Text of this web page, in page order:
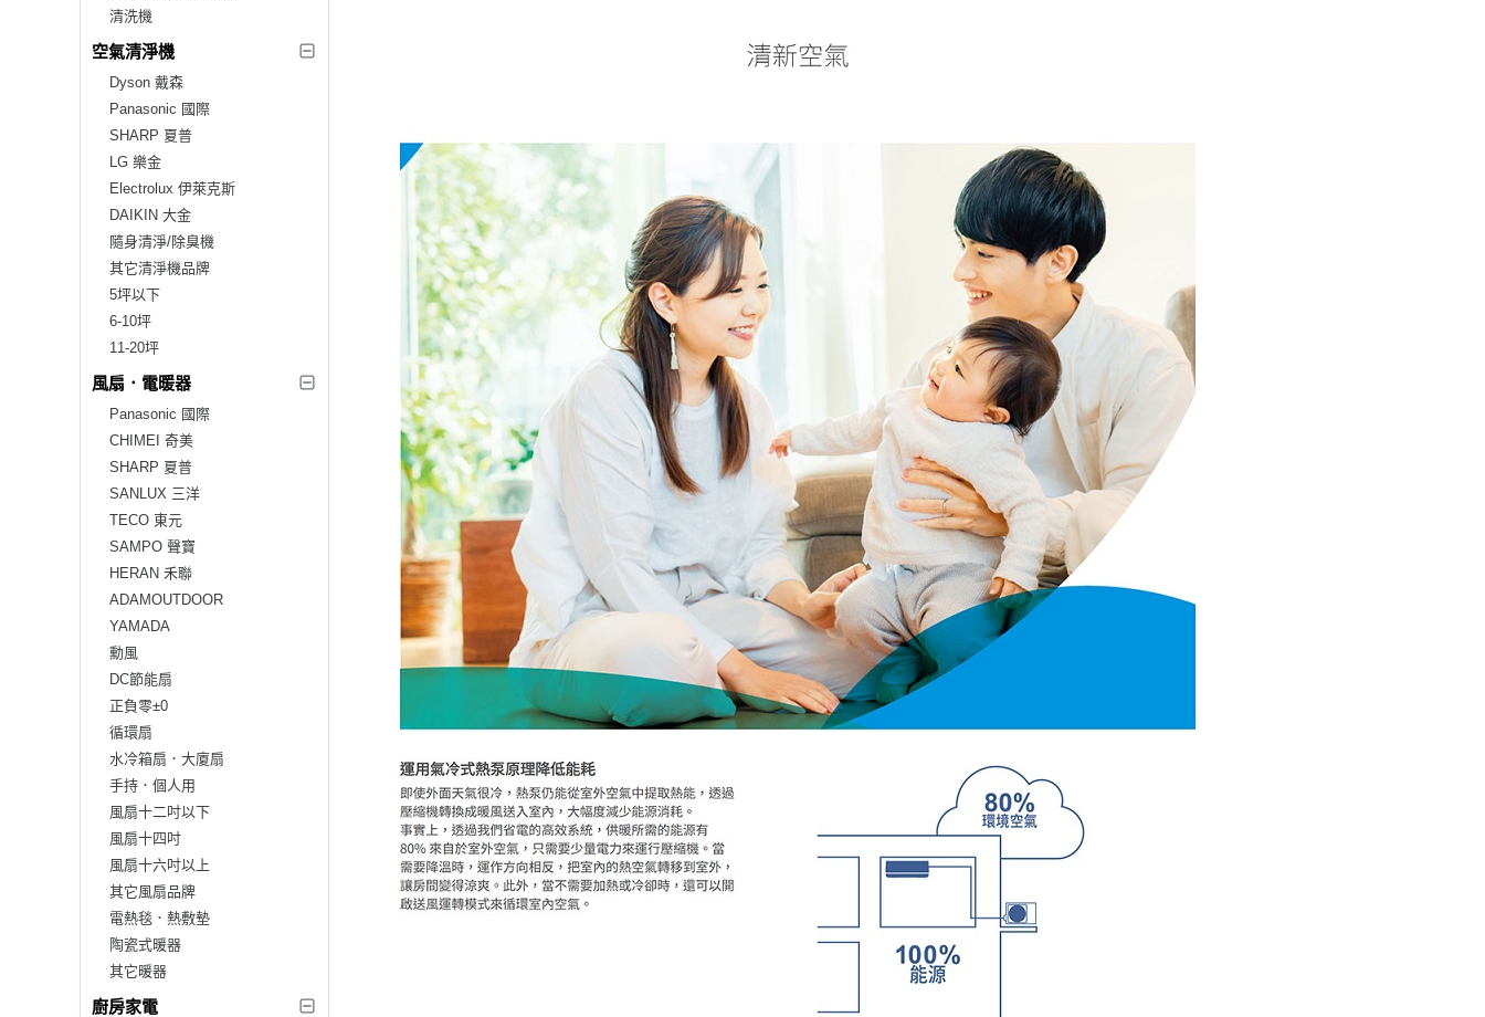
清洗機
空氣清淨機
Dyson 戴森
Panasonic 國際
SHARP 夏普
LG 樂金
Electrolux 伊萊克斯
DAIKIN 大金
隨身清淨/除臭機
其它清淨機品牌
5坪以下
6-10坪
11-20坪
風扇．電暖器
Panasonic 國際
CHIMEI 奇美
SHARP 夏普
SANLUX 三洋
TECO 東元
SAMPO 聲寶
HERAN 禾聯
ADAMOUTDOOR
YAMADA
勳風
DC節能扇
正負零±0
循環扇
水冷箱扇．大廈扇
手持．個人用
風扇十二吋以下
風扇十四吋
風扇十六吋以上
其它風扇品牌
電熱毯．熱敷墊
陶瓷式暖器
其它暖器
廚房家電